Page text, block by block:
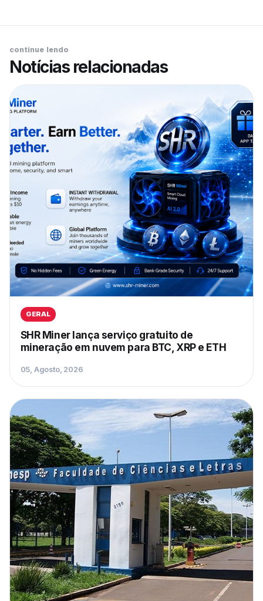
continue lendo
Notícias relacionadas
GERAL
SHR Miner lança serviço gratuito de
mineração em nuvem para BTC, XRP e ETH
05, Agosto, 2026